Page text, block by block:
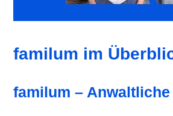
familum im
familum –